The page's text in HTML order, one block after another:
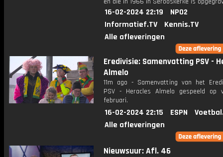
16-02-2024 22:19
NPO2
Informatief.TV
Kennis.TV
Alle afleveringen
Eredivisie: Samenvatting PSV -
Almelo
11m ago - Samenvatting van het
PSV - Heracles Almelo gespeeld op
februari.
16-02-2024 22:15 ESPN
Alle afleveringen
Nieuwsuur: Afl. 46